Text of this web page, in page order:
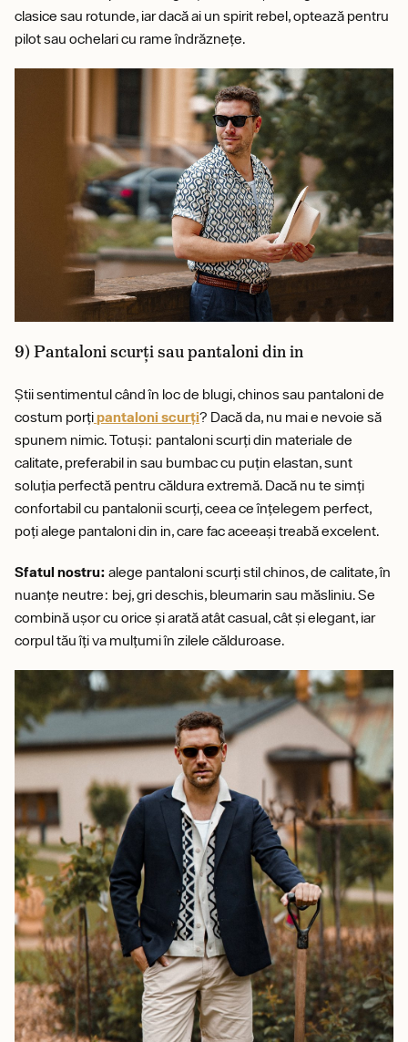
clasice sau rotunde, iar dacă ai un spirit rebel, optează pentru
pilot sau ochelari cu rame îndrăznețe.
9) Pantaloni scurți sau pantaloni din in
Știi sentimentul când în loc de blugi, chinos sau pantaloni de
costum porțipantaloni scurți? Dacă da, nu mai e nevoie să
spunem nimic. Totuși: pantaloni scurți din materiale de
calitate, preferabil in sau bumbac cu puțin elastan, sunt
soluția perfectă pentru căldura extremă. Dacă nu te simți
confortabil cu pantalonii scurți, ceea ce înțelegem perfect,
poți alege pantaloni din in, care fac aceeași treabă excelent.
Sfatul nostru: alege pantaloni scurți stil chinos, de calitate, în
nuanțe neutre: bej, gri deschis, bleumarin sau măsliniu. Se
combină ușor cu orice și arată atât casual, cât și elegant, iar
corpul tău îți va mulțumi în zilele călduroase.